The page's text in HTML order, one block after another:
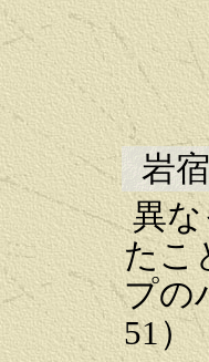
岩
異
たこ
プの
51）